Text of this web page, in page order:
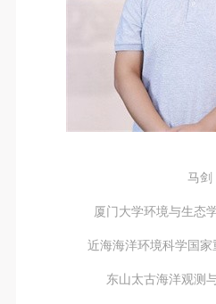
马剑
厦门大学环境与生态
近海海洋环境科学国
东山太古海洋观测